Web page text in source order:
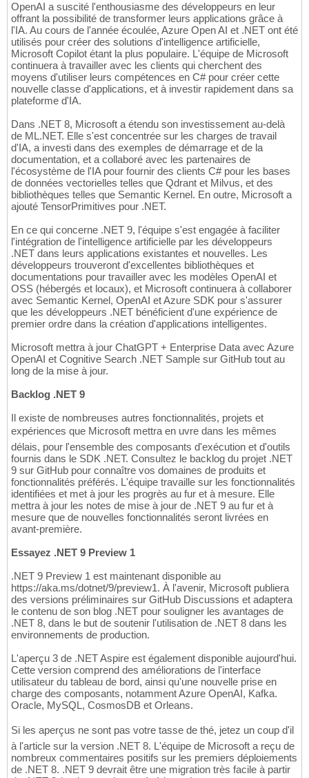
OpenAI a suscité l'enthousiasme des développeurs en leur
offrant la possibilité de transformer leurs applications grâce à
l'IA. Au cours de l'année écoulée, Azure Open AI et .NET ont été
utilisés pour créer des solutions d'intelligence artificielle,
Microsoft Copilot étant la plus populaire. L'équipe de Microsoft
continuera à travailler avec les clients qui cherchent des
moyens d'utiliser leurs compétences en C# pour créer cette
nouvelle classe d'applications, et à investir rapidement dans sa
plateforme d'IA.
Dans .NET 8, Microsoft a étendu son investissement au-delà
de ML.NET. Elle s'est concentrée sur les charges de travail
d'IA, a investi dans des exemples de démarrage et de la
documentation, et a collaboré avec les partenaires de
l'écosystème de l'IA pour fournir des clients C# pour les bases
de données vectorielles telles que Qdrant et Milvus, et des
bibliothèques telles que Semantic Kernel. En outre, Microsoft a
ajouté TensorPrimitives pour .NET.
En ce qui concerne .NET 9, l'équipe s'est engagée à faciliter
l'intégration de l'intelligence artificielle par les développeurs
.NET dans leurs applications existantes et nouvelles. Les
développeurs trouveront d'excellentes bibliothèques et
documentations pour travailler avec les modèles OpenAI et
OSS (hébergés et locaux), et Microsoft continuera à collaborer
avec Semantic Kernel, OpenAI et Azure SDK pour s'assurer
que les développeurs .NET bénéficient d'une expérience de
premier ordre dans la création d'applications intelligentes.
Microsoft mettra à jour ChatGPT + Enterprise Data avec Azure
OpenAI et Cognitive Search .NET Sample sur GitHub tout au
long de la mise à jour.
Backlog .NET 9
Il existe de nombreuses autres fonctionnalités, projets et
expériences que Microsoft mettra en uvre dans les mêmes
délais, pour l'ensemble des composants d'exécution et d'outils
fournis dans le SDK .NET. Consultez le backlog du projet .NET
9 sur GitHub pour connaître vos domaines de produits et
fonctionnalités préférés. L'équipe travaille sur les fonctionnalités
identifiées et met à jour les progrès au fur et à mesure. Elle
mettra à jour les notes de mise à jour de .NET 9 au fur et à
mesure que de nouvelles fonctionnalités seront livrées en
avant-première.
Essayez .NET 9 Preview 1
.NET 9 Preview 1 est maintenant disponible au
https://aka.ms/dotnet/9/preview1. À l'avenir, Microsoft publiera
des versions préliminaires sur GitHub Discussions et adaptera
le contenu de son blog .NET pour souligner les avantages de
.NET 8, dans le but de soutenir l'utilisation de .NET 8 dans les
environnements de production.
L'aperçu 3 de .NET Aspire est également disponible aujourd'hui.
Cette version comprend des améliorations de l'interface
utilisateur du tableau de bord, ainsi qu'une nouvelle prise en
charge des composants, notamment Azure OpenAI, Kafka.
Oracle, MySQL, CosmosDB et Orleans.
Si les aperçus ne sont pas votre tasse de thé, jetez un coup d'il
à l'article sur la version .NET 8. L'équipe de Microsoft a reçu de
nombreux commentaires positifs sur les premiers déploiements
de .NET 8. .NET 9 devrait être une migration très facile à partir